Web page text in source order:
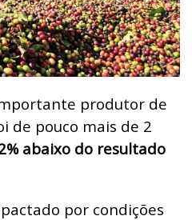
produtor de
de pouco mais de 2
abaixo do resultado
por condições